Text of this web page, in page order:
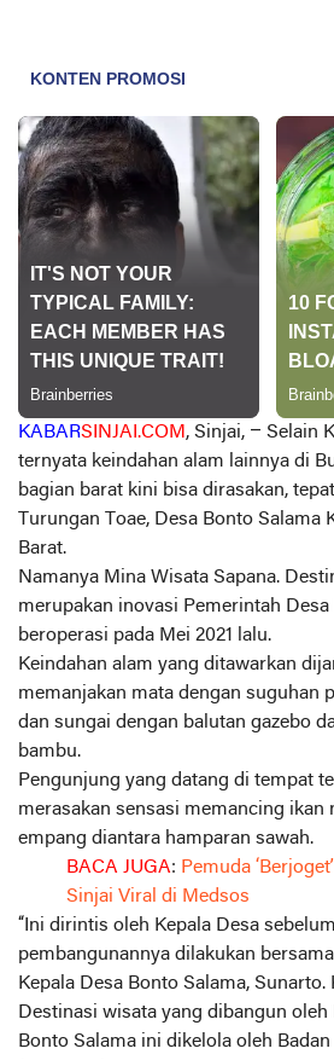
KABARSINJAI.COM , Sinjai, – Selain
ternyata keindahan alam lainnya di
bagian barat kini bisa dirasakan,
Turungan Toae, Desa Bonto Salama
Barat.
Namanya Mina Wisata Sapana.
merupakan inovasi Pemerintah
beroperasi pada Mei 2021 lalu.
Keindahan alam yang ditawarkan
memanjakan mata dengan suguhan
dan sungai dengan balutan gazebo
bambu.
Pengunjung yang datang di tempat
merasakan sensasi memancing ikan
empang diantara hamparan sawah.
BACA JUGA: Pemuda
Sinjai Viral di Medsos
“Ini dirintis oleh Kepala Desa
pembangunannya dilakukan
Kepala Desa Bonto Salama, Sunarto.
Destinasi wisata yang dibangun
Bonto Salama ini dikelola oleh